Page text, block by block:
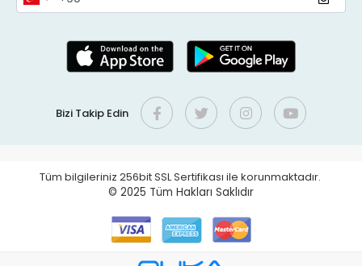
Bizi Takip Edin
Tüm bilgileriniz 256bit SSL Sertifikası ile korunmaktadır.
© 2025 Tüm Hakları Saklıdır